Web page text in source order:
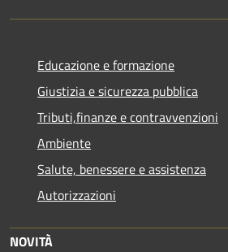
Educazione e formazione
Giustizia e sicurezza pubblica
Tributi,finanze e contravvenzioni
Ambiente
Salute, benessere e assistenza
Autorizzazioni
NOVITÀ